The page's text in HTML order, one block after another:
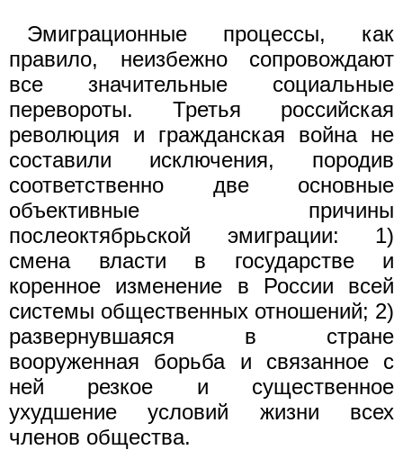
Эмиграционные процессы, как
правило, неизбежно сопровождают
все значительные социальные
перевороты. Третья российская
революция и гражданская война не
составили исключения, породив
соответственно две основные
объективные причины
послеоктябрьской эмиграции: 1)
смена власти в государстве и
коренное изменение в России всей
системы общественных отношений; 2)
развернувшаяся в стране
вооруженная борьба и связанное с
ней резкое и существенное
ухудшение условий жизни всех
членов общества.